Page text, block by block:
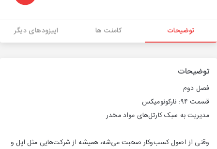
توضیحات کامنت ها اپیزودهای دیگر
توضیحات
فصل دوم
قسمت ۹۴: نارکونومیکس
مدیریت به سبک کارتل‌های مواد مخدر
وقتی از اصول کسب‌وکار صحبت می‌شه، همیشه از شرکت‌هایی مثل اپل و